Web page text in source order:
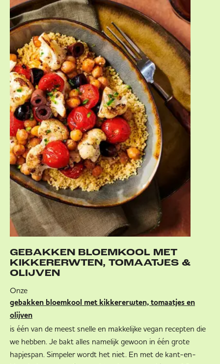
GEBAKKEN BLOEMKOOL MET
KIKKERERWTEN, TOMAATJES &
OLIJVEN
Onze
gebakken bloemkool met kikkererwten, tomaatjes en
olijven
is één van de meest snelle en makkelijke vegan recepten die
we hebben. Je bakt alles namelijk gewoon in één grote
hapjespan. Simpeler wordt het niet. En met de kant-en-